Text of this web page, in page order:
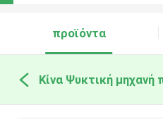
προϊόντα
Κίνα Ψυκτική μηχανή